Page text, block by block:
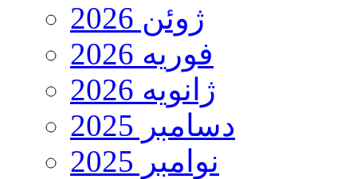
ژوئن 2026
فوریه 2026
ژانویه 2026
دسامبر 2025
نوامبر 2025